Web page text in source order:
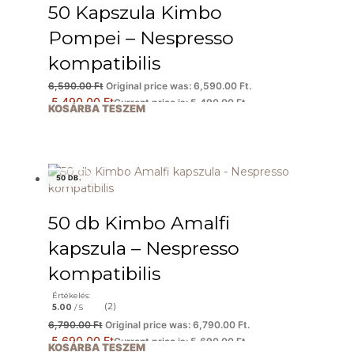
50 Kapszula Kimbo
Pompei – Nespresso
kompatibilis
6,590.00Ft Original price was: 6,590.00 Ft.
5,490.00FtCurrent price is: 5,490.00 Ft.
KOSÁRBA TESZEM
50 DB.
50 db Kimbo Amalfi
kapszula – Nespresso
kompatibilis
Értékelés:
5.00 / 5
(2)
6,790.00Ft Original price was: 6,790.00 Ft.
5,690.00FtCurrent price is: 5,690.00 Ft.
KOSÁRBA TESZEM